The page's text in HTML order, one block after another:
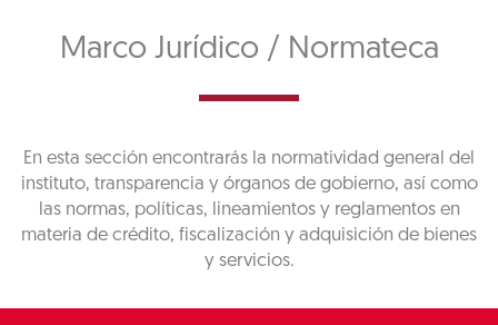
Marco Jurídico / Normateca
En esta sección encontrarás la normatividad general del
instituto, transparencia y órganos de gobierno, así como
las normas, políticas, lineamientos y reglamentos en
materia de crédito, fiscalización y adquisición de bienes
y servicios.